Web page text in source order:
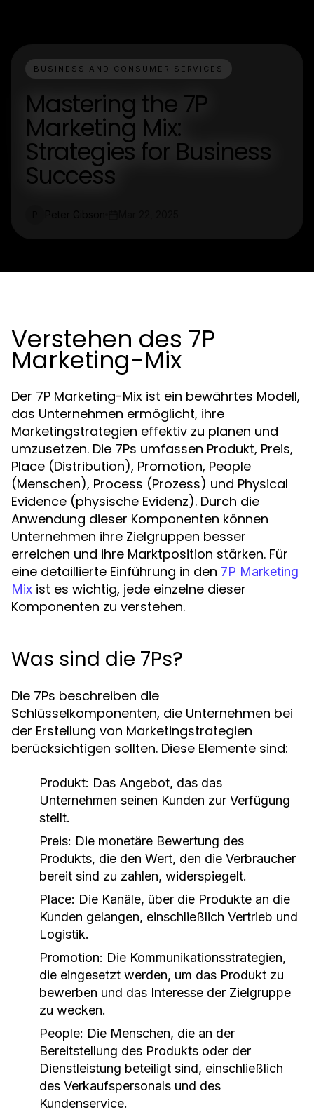
BUSINESS AND CONSUMER SERVICES
Mastering the 7P
Marketing Mix:
Strategies for Business
Success
Verstehen des 7P
Marketing-Mix
Der 7P Marketing-Mix ist ein bewährtes Modell,
das Unternehmen ermöglicht, ihre
Marketingstrategien effektiv zu planen und
umzusetzen. Die 7Ps umfassen Produkt, Preis,
Place (Distribution), Promotion, People
(Menschen), Process (Prozess) und Physical
Evidence (physische Evidenz). Durch die
Anwendung dieser Komponenten können
Unternehmen ihre Zielgruppen besser
erreichen und ihre Marktposition stärken. Für
eine detaillierte Einführung in den 7P Marketing
Mix ist es wichtig, jede einzelne dieser
Komponenten zu verstehen.
Was sind die 7Ps?
Die 7Ps beschreiben die
Schlüsselkomponenten, die Unternehmen bei
der Erstellung von Marketingstrategien
berücksichtigen sollten. Diese Elemente sind:
Produkt: Das Angebot, das das
Unternehmen seinen Kunden zur Verfügung
stellt.
Preis: Die monetäre Bewertung des
Produkts, die den Wert, den die Verbraucher
bereit sind zu zahlen, widerspiegelt.
Place: Die Kanäle, über die Produkte an die
Kunden gelangen, einschließlich Vertrieb und
Logistik.
Promotion: Die Kommunikationsstrategien,
die eingesetzt werden, um das Produkt zu
bewerben und das Interesse der Zielgruppe
zu wecken.
People: Die Menschen, die an der
Bereitstellung des Produkts oder der
Dienstleistung beteiligt sind, einschließlich
des Verkaufspersonals und des
Kundenservice.